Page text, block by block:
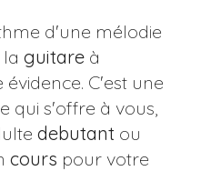
d'une mélodie
guitareà
C'est une
qui s'offre à vous,
debutant ou
cours pour votre